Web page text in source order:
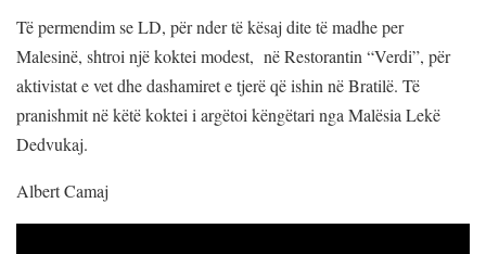
Të permendim se LD, për nder të kësaj dite të madhe per
Malesinë, shtroi një koktei modest, në Restorantin “Verdi”, për
aktivistat e vet dhe dashamiret e tjerë që ishin në Bratilë. Të
pranishmit në këtë koktei i argëtoi këngëtari nga Malësia Lekë
Dedvukaj.
Albert Camaj